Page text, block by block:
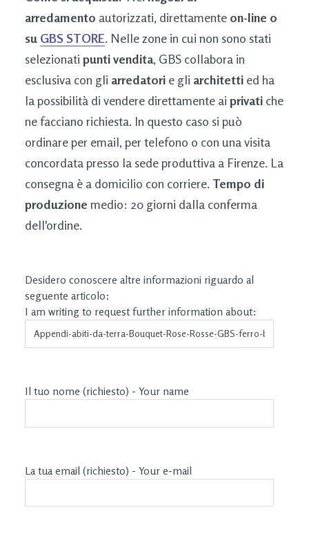
arredamento autorizzati, direttamente on-line o
su GBS STORE. Nelle zone in cui non sono stati
selezionati punti vendita, GBS collabora in
esclusiva con gli arredatorie gli architettied ha
la possibilità di vendere direttamente ai privatiche
ne facciano richiesta. In questo caso si può
ordinare per email, per telefono o con una visita
concordata presso la sede produttiva a Firenze. La
consegna è a domicilio con corriere. Tempo di
produzione medio: 20 giorni dalla conferma
dell'ordine.
Desidero conoscere altre informazioni riguardo al
seguente articolo:
I am writing to request further information about:
Il tuo nome (richiesto) - Your name
La tua email (richiesto) - Your e-mail